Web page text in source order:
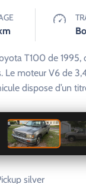
T100 de
Le moteur V6 de
dispose d’un
silver